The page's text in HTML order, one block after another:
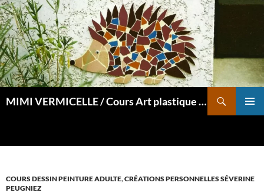
Aller
au
contenu
MIMI VERMICELLE / Cours Art plastique et mosaïque
COURS DESSIN PEINTURE ADULTE,CRÉATIONS PERSONNELLES SÉVERINE
PEUGNIEZ